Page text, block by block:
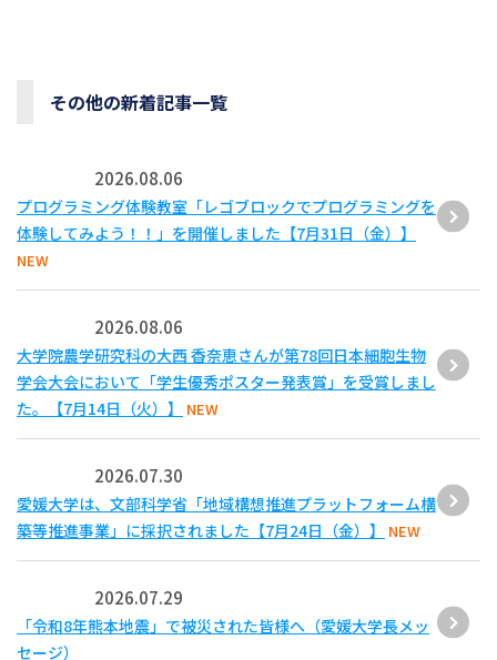
その他の新着記事一覧
2026.08.06
プログラミング体験教室「レゴブロックでプログラミングを
体験してみよう！！」を開催しました【7月31日（金）】
NEW
2026.08.06
大学院農学研究科の大西 香奈恵さんが第78回日本細胞生物
学会大会において「学生優秀ポスター発表賞」を受賞しまし
た。【7月14日（火）】
NEW
2026.07.30
愛媛大学は、文部科学省「地域構想推進プラットフォーム構
築等推進事業」に採択されました【7月24日（金）】
NEW
2026.07.29
「令和8年熊本地震」で被災された皆様へ（愛媛大学長メッ
セージ）